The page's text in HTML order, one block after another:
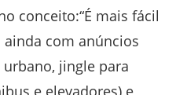
conceito:“É mais fácil
ainda com anúncios
jingle para
e elevadores) e